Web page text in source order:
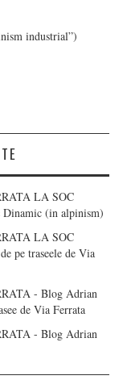
industrial”)
LA SOC
Dinamic (in alpinism)
LA SOC
pe traseele de Via
- Blog Adrian
de Via Ferrata
- Blog Adrian